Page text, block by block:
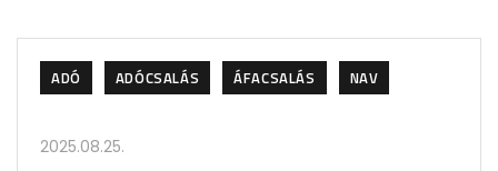
ADÓ ADÓCSALÁS ÁFACSALÁS NAV
2025.08.25.